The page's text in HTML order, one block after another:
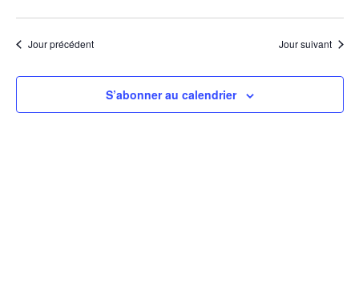
de
vues
Jour précédent Jour suivant
S’abonner au calendrier